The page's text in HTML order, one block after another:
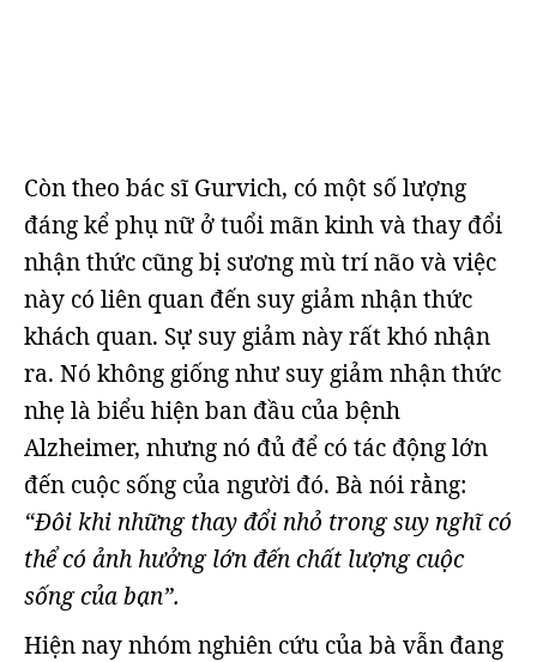
Còn theo bác sĩ Gurvich, có một số lượng
đáng kể phụ nữ ở tuổi mãn kinh và thay đổi
nhận thức cũng bị sương mù trí não và việc
này có liên quan đến suy giảm nhận thức
khách quan. Sự suy giảm này rất khó nhận
ra. Nó không giống như suy giảm nhận thức
nhẹ là biểu hiện ban đầu của bệnh
Alzheimer, nhưng nó đủ để có tác động lớn
đến cuộc sống của người đó. Bà nói rằng:
“Đôi khi những thay đổi nhỏ trong suy nghĩ có
thể có ảnh hưởng lớn đến chất lượng cuộc
sống của bạn”.
Hiện nay nhóm nghiên cứu của bà vẫn đang